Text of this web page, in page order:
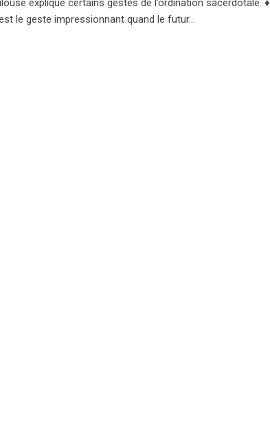
explique certains gestes de l’ordination sacerdotale. ♦
le geste impressionnant quand le futur…